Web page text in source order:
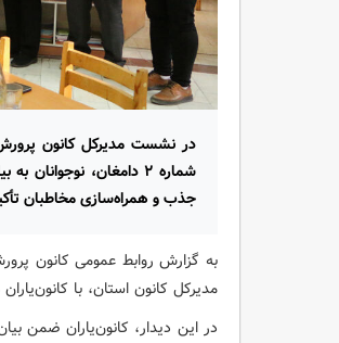
در نشست مدیرکل کانون پرورش
شماره ۲ دامغان،
جذب و همراه‌سازی مخاطبان
به گزارش روابط عمومی کانون
مدیرکل کانون استان، با کانون‌یاران مرکز
در این دیدار، کانون‌یاران ضمن